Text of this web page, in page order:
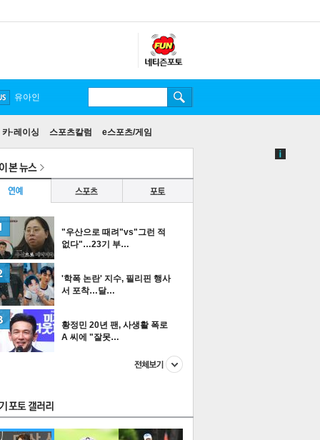
카·레이싱 스포츠칼럼 e스포츠/게임
송중기
"우산으로 때려"vs"그런 적
없다"…23기 부…
'학폭 논란' 지수, 필리핀 행사
서 포착…달…
황정민 20년 팬, 사생활 폭로
A 씨에 "잘못…